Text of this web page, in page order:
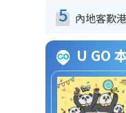
5
U GO